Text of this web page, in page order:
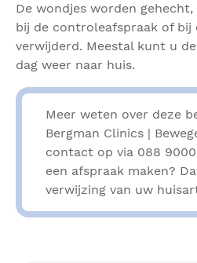
De wondjes worden
bij de controleafspraak of bij
verwijderd. Meestal kunt u
dag weer naar huis.
Meer weten over deze
Bergman Clinics |
contact op via 088
een afspraak maken?
verwijzing van uw